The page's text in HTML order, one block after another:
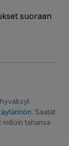
suoraan
. Saatat
tahansa